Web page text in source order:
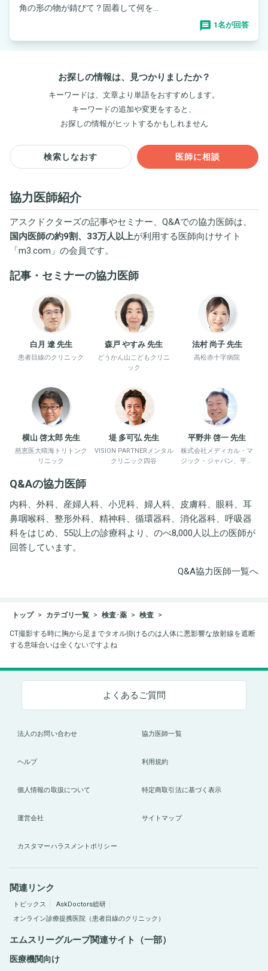
角の形の物が錆びて？固着して何を...
1名が回答
お探しの情報は、見つかりましたか？
キーワードは、文章より単語をおすすめします。
キーワードの追加や変更をすると、
お探しの情報がヒットするかもしれません
検索しなおす 医師に相談
協力医師紹介
アスクドクターズの記事やセミナー、Q&Aでの協力医師は、
国内医師の約9割、33万人以上が利用する医師向けサイト
「m3.com 」の会員です。
記事・セミナーの協力医師
白月 遼 先生
患者目線のクリニック
森戸 やすみ 先生
どうかん山こどもクリニ
ック
法村 尚子 先生
高松赤十字病院
横山 啓太郎 先生
慈恵医大晴海トリトンク
リニック
堤 多可弘 先生
VISION PARTNERメンタル
クリニック四谷
平野井 啓一 先生
株式会社メディカル・マ
ジック・ジャパン、平野
Q&Aの協力医師
内科、外科、産婦人科、小児科、婦人科、皮膚科、眼科、耳
鼻咽喉科、整形外科、精神科、循環器科、消化器科、呼吸器
科をはじめ、55以上の診療科より、のべ8,000人以上の医師が
回答しています。
Q&A協力医師一覧へ
トップ カテゴリ一覧 検査･薬 検査
CT撮影する時に胸から足までタオル掛けるのは人体に悪影響な放射線を遮断
する意味合いは全くないですよね
よくあるご質問
法人のお問い合わせ 協力医師一覧
ヘルプ 利用規約
個人情報の取扱について 特定商取引法に基づく表示
運営会社 サイトマップ
カスタマーハラスメントポリシー
関連リンク
トピックス
AskDoctors総研
オンライン診療提携医院（患者目線のクリニック）
エムスリーグループ関連サイト（一部）
医療機関向け